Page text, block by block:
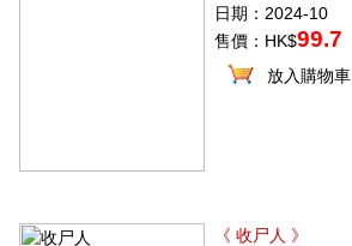
日期：2024-10
售價：HK$99.7
放入購物車
《 收尸人 》